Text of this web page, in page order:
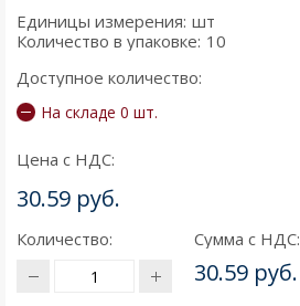
Единицы измерения: шт
Количество в упаковке: 10
Доступное количество:
На складе 0 шт.
Цена с НДС:
30.59 руб.
Количество: Сумма с НДС:
30.59 руб.